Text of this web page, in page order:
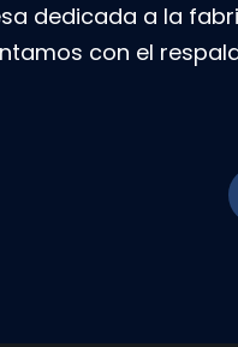
dedicada a la
con el